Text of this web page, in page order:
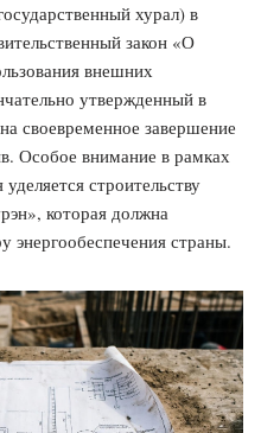
хурал) в
закон «О
внешних
утвержденный в
своевременное завершение
Особое внимание в рамках
строительству
которая должна
энергообеспечения страны.